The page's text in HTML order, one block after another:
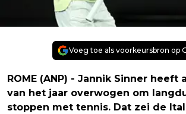
Voeg toe als voorkeursbron op
ROME (ANP) - Jannik Sinner heeft
van het jaar overwogen om
stoppen met tennis. Dat zei de